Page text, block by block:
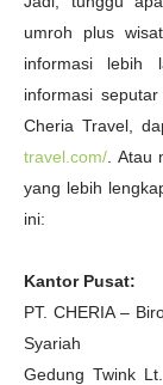
umroh plus
informasi lebih
informasi
Cheria Travel,
travel.com/ .
yang lebih
ini:
Kantor Pusat:
PT. CHERIA –
Syariah
Gedung Twink